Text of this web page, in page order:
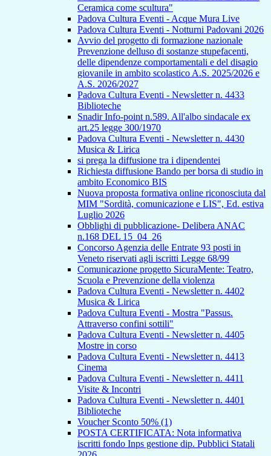
Ceramica come scultura"
Padova Cultura Eventi - Acque Mura Live
Padova Cultura Eventi - Notturni Padovani 2026
Avvio del progetto di formazione nazionale
Prevenzione delluso di sostanze stupefacenti,
delle dipendenze comportamentali e del disagio
giovanile in ambito scolastico A.S. 2025/2026 e
A.S. 2026/2027
Padova Cultura Eventi - Newsletter n. 4433
Biblioteche
Snadir Info-point n.589. All'albo sindacale ex
art.25 legge 300/1970
Padova Cultura Eventi - Newsletter n. 4430
Musica & Lirica
si prega la diffusione tra i dipendentei
Richiesta diffusione Bando per borsa di studio in
ambito Economico BIS
Nuova proposta formativa online riconosciuta dal
MIM "Sordità, comunicazione e LIS", Ed. estiva
Luglio 2026
Obblighi di pubblicazione- Delibera ANAC
n.168 DEL 15_04_26
Concorso Agenzia delle Entrate 93 posti in
Veneto riservati agli iscritti Legge 68/99
Comunicazione progetto SicuraMente: Teatro,
Scuola e Prevenzione della violenza
Padova Cultura Eventi - Newsletter n. 4402
Musica & Lirica
Padova Cultura Eventi - Mostra "Passus.
Attraverso confini sottili"
Padova Cultura Eventi - Newsletter n. 4405
Mostre in corso
Padova Cultura Eventi - Newsletter n. 4413
Cinema
Padova Cultura Eventi - Newsletter n. 4411
Visite & Incontri
Padova Cultura Eventi - Newsletter n. 4401
Biblioteche
Voucher Sconto 50% (1)
POSTA CERTIFICATA: Nota informativa
iscritti fondo Inps gestione dip. Pubblici Statali